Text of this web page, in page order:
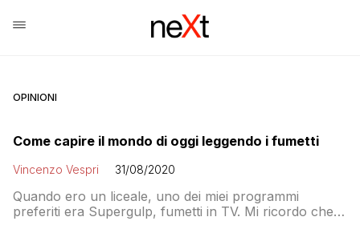
OPINIONI
Come capire il mondo di oggi leggendo i fumetti
Vincenzo Vespri 31/08/2020
Quando ero un liceale, uno dei miei programmi
preferiti era Supergulp, fumetti in TV. Mi ricordo che